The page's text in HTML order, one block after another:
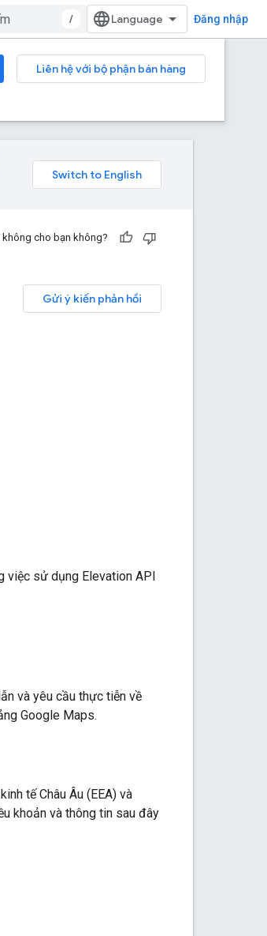
/ Đăng nhập
Liên hệ với bộ phận bán hàng
cho bạn không?
Gửi ý kiến phản hồi
việc sử dụng Elevation API
và yêu cầu thực tiễn về
Google Maps.
tế Châu Âu (EEA) và
khoản và thông tin sau đây